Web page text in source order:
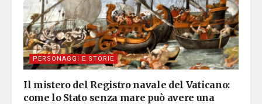
PERSONAGGI E STORIE
Il mistero del Registro navale del Vaticano:
come lo Stato senza mare può avere una